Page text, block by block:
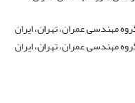
مهندسی عمران، تهران، ایران
مهندسی عمران، تهران، ایران